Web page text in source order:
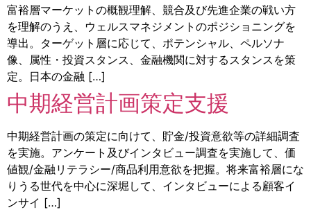
富裕層マーケットの概観理解、競合及び先進企業の戦い方
を理解のうえ、ウェルスマネジメントのポジショニングを
導出。ターゲット層に応じて、ポテンシャル、ペルソナ
像、属性・投資スタンス、金融機関に対するスタンスを策
定。日本の金融 […]
中期経営計画策定支援
中期経営計画の策定に向けて、貯金/投資意欲等の詳細調査
を実施。アンケート及びインタビュー調査を実施して、価
値観/金融リテラシー/商品利用意欲を把握。将来富裕層にな
りうる世代を中心に深堀して、インタビューによる顧客イ
ンサイ […]